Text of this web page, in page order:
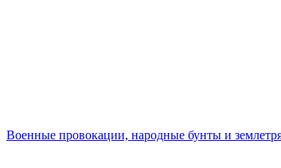
Военные провокации, народные бунты и